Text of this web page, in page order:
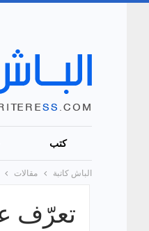
كتب
الباش كاتبة مقالات